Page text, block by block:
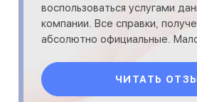
воспользоваться услугами
компании. Все справки,
абсолютно официальные.
привезут
ЧИТАТЬ